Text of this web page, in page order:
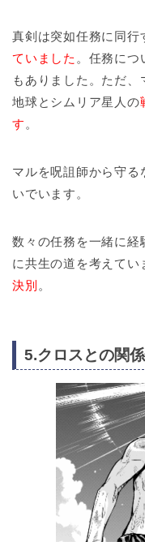
真剣は突如任務に同行
ていました 。任務につ
もありました。ただ
地球とシムリア星人の
す 。
マルを呪詛師から守る
いでいます。
数々の任務を一緒に経
に共生の道を考えてい
決別 。
5.クロスとの関